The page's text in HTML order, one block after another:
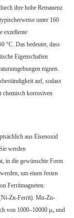
ihre hohe Remanenz
unter 160
exzellente
°C. Das bedeutet, dass
Eigenschaften
eignen.
auf, sodass
chemisch korrosiven
aus Eisenoxid
werden
in die gewünschte Form
um einen festen
Ferritmagneten:
Zn-Ferrit). Mn-Zn-
von 1000–10000 µ₀ und